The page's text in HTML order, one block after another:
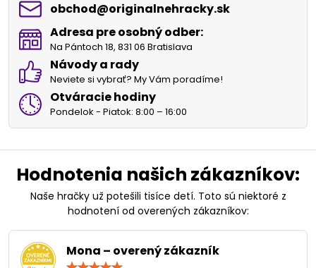
obchod​@originalnehracky​.sk
Adresa pre osobný odber:
Na Pántoch 18, 831 06 Bratislava
Návody a rady
Neviete si vybrať? My Vám poradíme!
Otváracie hodiny
Pondelok - Piatok: 8:00 – 16:00
Hodnotenia našich zákazníkov:
Naše hračky už potešili tisíce detí. Toto sú niektoré z
hodnotení od overených zákazníkov:
Mona – overený zákazník